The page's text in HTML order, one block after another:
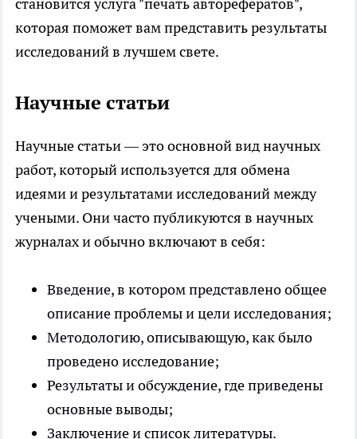
становится услуга"печать авторефератов",
которая поможет вам представить результаты
исследований в лучшем свете.
Научные статьи
Научные статьи — это основной вид научных
работ, который используется для обмена
идеями и результатами исследований между
учеными. Они часто публикуются в научных
журналах и обычно включают в себя:
Введение, в котором представлено общее
описание проблемы и цели исследования;
Методологию, описывающую, как было
проведено исследование;
Результаты и обсуждение, где приведены
основные выводы;
Заключение и список литературы.